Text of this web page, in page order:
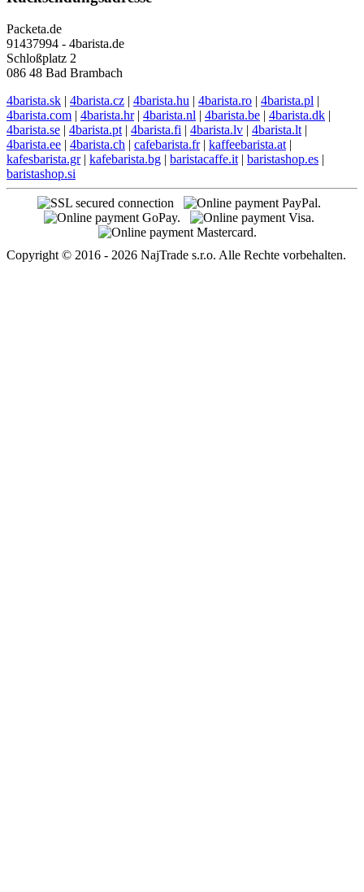
Packeta.de
91437994 - 4barista.de
Schloßplatz 2
086 48 Bad Brambach
4barista.sk | 4barista.cz | 4barista.hu | 4barista.ro | 4barista.pl |
4barista.com | 4barista.hr| 4barista.nl | 4barista.be | 4barista.dk |
4barista.se | 4barista.pt | 4barista.fi | 4barista.lv | 4barista.lt |
4barista.ee | 4barista.ch | cafebarista.fr| kaffeebarista.at |
kafesbarista.gr| kafebarista.bg | baristacaffe.it | baristashop.es |
baristashop.si
Copyright © 2016 - 2026 NajTrade s.r.o. Alle Rechte vorbehalten.